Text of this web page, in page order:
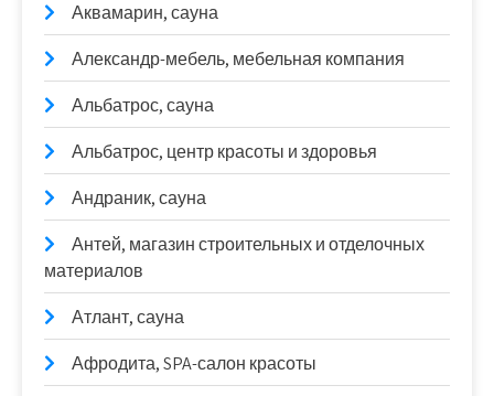
Аквамарин, сауна
Александр-мебель, мебельная компания
Альбатрос, сауна
Альбатрос, центр красоты и здоровья
Андраник, сауна
Антей, магазин строительных и отделочных
материалов
Атлант, сауна
Афродита, SPA-салон красоты